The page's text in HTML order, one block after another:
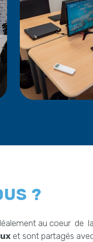
?
au coeur de la
et sont partagés